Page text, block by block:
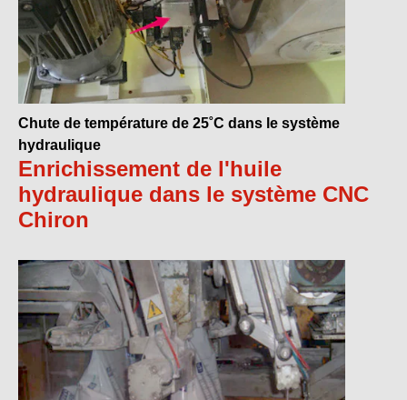
Chute de température de 25˚C dans le système
hydraulique
Enrichissement de l'huile
hydraulique dans le système CNC
Chiron